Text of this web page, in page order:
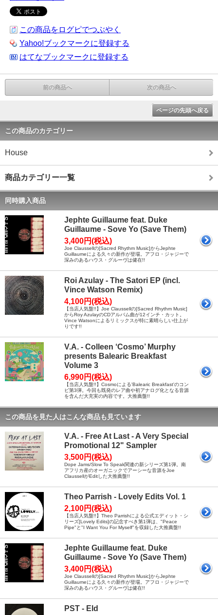
この商品をログピでつぶやく
Yahoo!ブックマークに登録する
はてなブックマークに登録する
前の商品へ 次の商品へ
ページの先頭へ戻る
この商品のカテゴリー
House
商品カテゴリー一覧
同時購入商品
Jephte Guillaume feat. Duke
Guillaume - Sove Yo (Save Them)
3,400円(税込)
Joe Claussellの[Sacred Rhythm Music]からJephte
Guillaumeによる久々の新作が登場。アフロ・ジャジーで
深みのあるハウス・グルーヴは健在!!
Roi Azulay - The Satori EP (incl.
Vince Watson Remix)
4,100円(税込)
【当店人気盤!!】Joe Claussellの[Sacred Rhythm Music]
からRoy AzulayのCDアルバム曲が12インチ・カット。
Vince Watsonによるリミックスが特に素晴らしい仕上が
りです!!
V.A. - Colleen ‘Cosmo’ Murphy
presents Balearic Breakfast
Volume 3
6,990円(税込)
【当店人気盤!!】Cosmoによる'Balearic Breakfast'のコン
ピ第3弾。今回も既発のレア曲や初アナログ化となる音源
を含んだ大充実の内容です。大推薦盤!!
この商品を見た人はこんな商品も見ています
V.A. - Free At Last - A Very Special
Promotional 12" Sampler
3,500円(税込)
Dope Jams/Slow To Speak関連の新シリーズ第1弾。南
アフリカ産のオーガニックでアーシーな音源をJoe
ClaussellがEditした大推薦盤!!
Theo Parrish - Lovely Edits Vol. 1
2,100円(税込)
【当店人気盤!!】Theo Parrishによる公式エディット・シ
リーズ[Lovely Edits]の記念すべき第1弾は、"Peace
Pipe"と"I Want You For Myself"を収録した大推薦盤!!
Jephte Guillaume feat. Duke
Guillaume - Sove Yo (Save Them)
3,400円(税込)
Joe Claussellの[Sacred Rhythm Music]からJephte
Guillaumeによる久々の新作が登場。アフロ・ジャジーで
深みのあるハウス・グルーヴは健在!!
PST - Eld